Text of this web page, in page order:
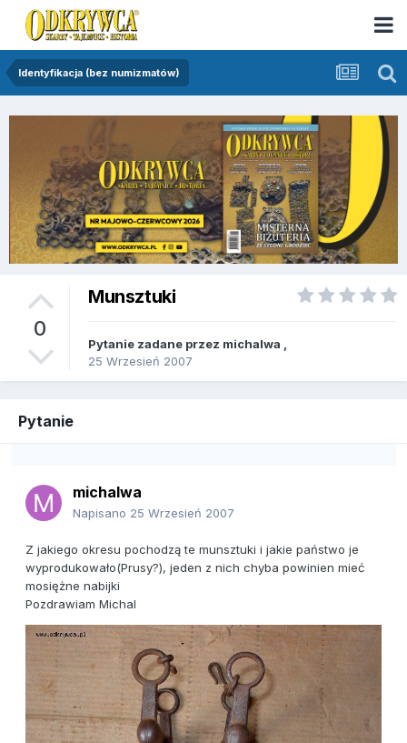
Identyfikacja (bez numizmatów)
0
Munsztuki
Pytanie zadane przez michalwa
25 Wrzesień 2007
Pytanie
michalwa
Napisano 25 Wrzesień 2007
Z jakiego okresu pochodzą te munsztuki i jakie państwo je
wyprodukowało(Prusy?), jeden z nich chyba powinien mieć
mosiężne nabijki
Pozdrawiam Michal